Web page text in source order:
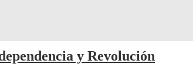
y Revolución